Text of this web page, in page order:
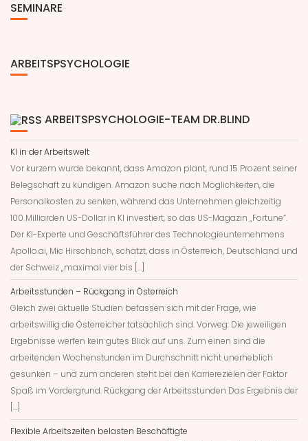
SEMINARE
ARBEITSPSYCHOLOGIE
ARBEITSPSYCHOLOGIE-TEAM DR.BLIND
KI in der Arbeitswelt
Vor kurzem wurde bekannt, dass Amazon plant, rund 15 Prozent seiner
Belegschaft zu kündigen. Amazon suche nach Möglichkeiten, die
Personalkosten zu senken, während das Unternehmen gleichzeitig
100 Milliarden US-Dollar in KI investiert, so das US-Magazin „Fortune“.
Der KI-Experte und Geschäftsführer des Technologieunternehmens
Apollo.ai, Mic Hirschbrich, schätzt, dass in Österreich, Deutschland und
der Schweiz „maximal vier bis […]
Arbeitsstunden – Rückgang in Österreich
Gleich zwei aktuelle Studien befassen sich mit der Frage, wie
arbeitswillig die Österreicher tatsächlich sind. Vorweg: Die jeweiligen
Ergebnisse werfen kein gutes Blick auf uns. Zum einen sind die
arbeitenden Wochenstunden im Durchschnitt nicht unerheblich
gesunken – und zum anderen steht bei den Karrierezielen der Faktor
Spaß im Vordergrund. Rückgang der Arbeitsstunden Das Ergebnis der
[…]
Flexible Arbeitszeiten belasten Beschäftigte